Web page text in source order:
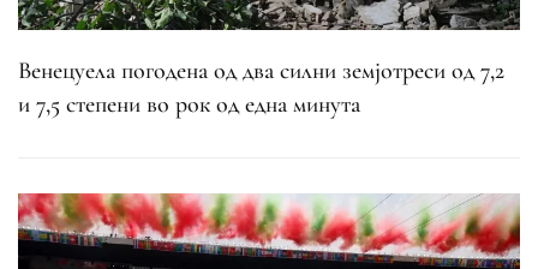
Венецуела погодена од два силни земјотреси од 7,2
и 7,5 степени во рок од една минута